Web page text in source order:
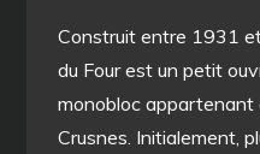
Construit entre 1931
du Four est un petit
monobloc
Crusnes. Initialement,